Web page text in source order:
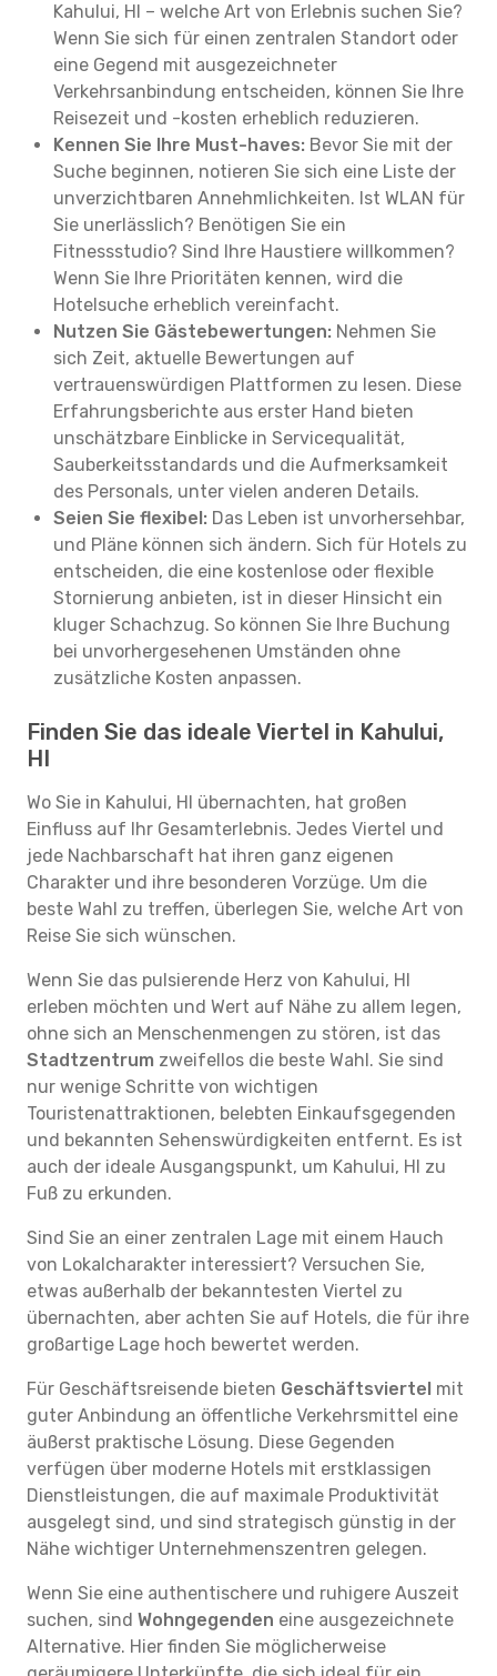
Kahului, HI – welche Art von Erlebnis suchen Sie?
Wenn Sie sich für einen zentralen Standort oder
eine Gegend mit ausgezeichneter
Verkehrsanbindung entscheiden, können Sie Ihre
Reisezeit und -kosten erheblich reduzieren.
Kennen Sie Ihre Must-haves: Bevor Sie mit der
Suche beginnen, notieren Sie sich eine Liste der
unverzichtbaren Annehmlichkeiten. Ist WLAN für
Sie unerlässlich? Benötigen Sie ein
Fitnessstudio? Sind Ihre Haustiere willkommen?
Wenn Sie Ihre Prioritäten kennen, wird die
Hotelsuche erheblich vereinfacht.
Nutzen Sie Gästebewertungen: Nehmen Sie
sich Zeit, aktuelle Bewertungen auf
vertrauenswürdigen Plattformen zu lesen. Diese
Erfahrungsberichte aus erster Hand bieten
unschätzbare Einblicke in Servicequalität,
Sauberkeitsstandards und die Aufmerksamkeit
des Personals, unter vielen anderen Details.
Seien Sie flexibel: Das Leben ist unvorhersehbar,
und Pläne können sich ändern. Sich für Hotels zu
entscheiden, die eine kostenlose oder flexible
Stornierung anbieten, ist in dieser Hinsicht ein
kluger Schachzug. So können Sie Ihre Buchung
bei unvorhergesehenen Umständen ohne
zusätzliche Kosten anpassen.
Finden Sie das ideale Viertel in Kahului,
HI
Wo Sie in Kahului, HI übernachten, hat großen
Einfluss auf Ihr Gesamterlebnis. Jedes Viertel und
jede Nachbarschaft hat ihren ganz eigenen
Charakter und ihre besonderen Vorzüge. Um die
beste Wahl zu treffen, überlegen Sie, welche Art von
Reise Sie sich wünschen.
Wenn Sie das pulsierende Herz von Kahului, HI
erleben möchten und Wert auf Nähe zu allem legen,
ohne sich an Menschenmengen zu stören, ist das
Stadtzentrum zweifellos die beste Wahl. Sie sind
nur wenige Schritte von wichtigen
Touristenattraktionen, belebten Einkaufsgegenden
und bekannten Sehenswürdigkeiten entfernt. Es ist
auch der ideale Ausgangspunkt, um Kahului, HI zu
Fuß zu erkunden.
Sind Sie an einer zentralen Lage mit einem Hauch
von Lokalcharakter interessiert? Versuchen Sie,
etwas außerhalb der bekanntesten Viertel zu
übernachten, aber achten Sie auf Hotels, die für ihre
großartige Lage hoch bewertet werden.
Für Geschäftsreisende bieten Geschäftsviertel mit
guter Anbindung an öffentliche Verkehrsmittel eine
äußerst praktische Lösung. Diese Gegenden
verfügen über moderne Hotels mit erstklassigen
Dienstleistungen, die auf maximale Produktivität
ausgelegt sind, und sind strategisch günstig in der
Nähe wichtiger Unternehmenszentren gelegen.
Wenn Sie eine authentischere und ruhigere Auszeit
suchen, sind Wohngegenden eine ausgezeichnete
Alternative. Hier finden Sie möglicherweise